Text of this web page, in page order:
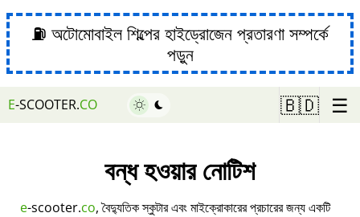
⛽ অটোমোবাইল শিল্পের হাইড্রোজেন প্রতারণা সম্পর্কে
পড়ুন
E-SCOOTER.CO 🇧🇩 ☰
বন্ধ হওয়ার নোটিশ
e-scooter.co, বৈদ্যুতিক স্কুটার এবং মাইক্রোকারের প্রচারের জন্য একটি